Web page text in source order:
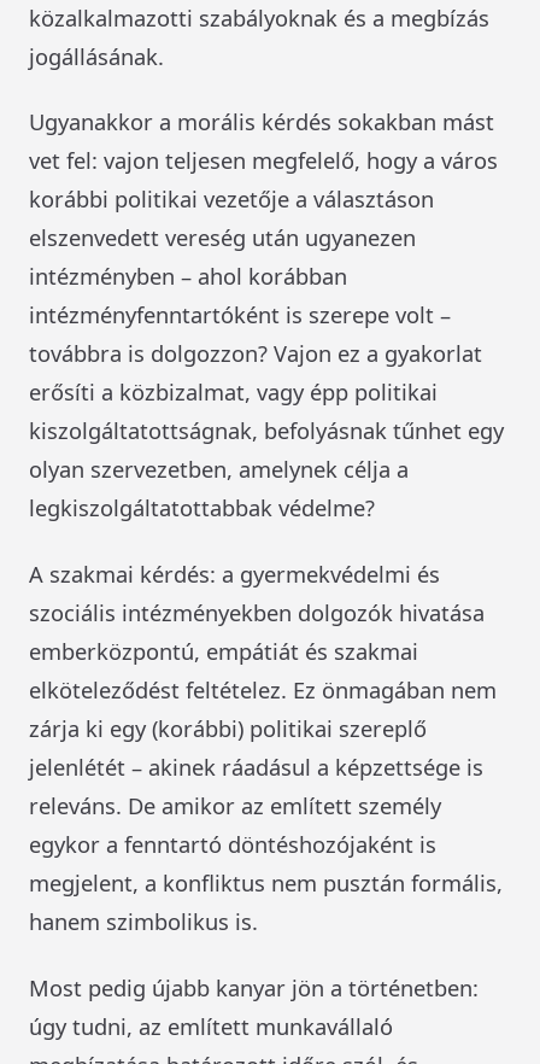
közalkalmazotti szabályoknak és a megbízás
jogállásának.
Ugyanakkor a morális kérdés sokakban mást
vet fel: vajon teljesen megfelelő, hogy a város
korábbi politikai vezetője a választáson
elszenvedett vereség után ugyanezen
intézményben – ahol korábban
intézményfenntartóként is szerepe volt –
továbbra is dolgozzon? Vajon ez a gyakorlat
erősíti a közbizalmat, vagy épp politikai
kiszolgáltatottságnak, befolyásnak tűnhet egy
olyan szervezetben, amelynek célja a
legkiszolgáltatottabbak védelme?
A szakmai kérdés: a gyermekvédelmi és
szociális intézményekben dolgozók hivatása
emberközpontú, empátiát és szakmai
elköteleződést feltételez. Ez önmagában nem
zárja ki egy (korábbi) politikai szereplő
jelenlétét – akinek ráadásul a képzettsége is
releváns. De amikor az említett személy
egykor a fenntartó döntéshozójaként is
megjelent, a konfliktus nem pusztán formális,
hanem szimbolikus is.
Most pedig újabb kanyar jön a történetben:
úgy tudni, az említett munkavállaló